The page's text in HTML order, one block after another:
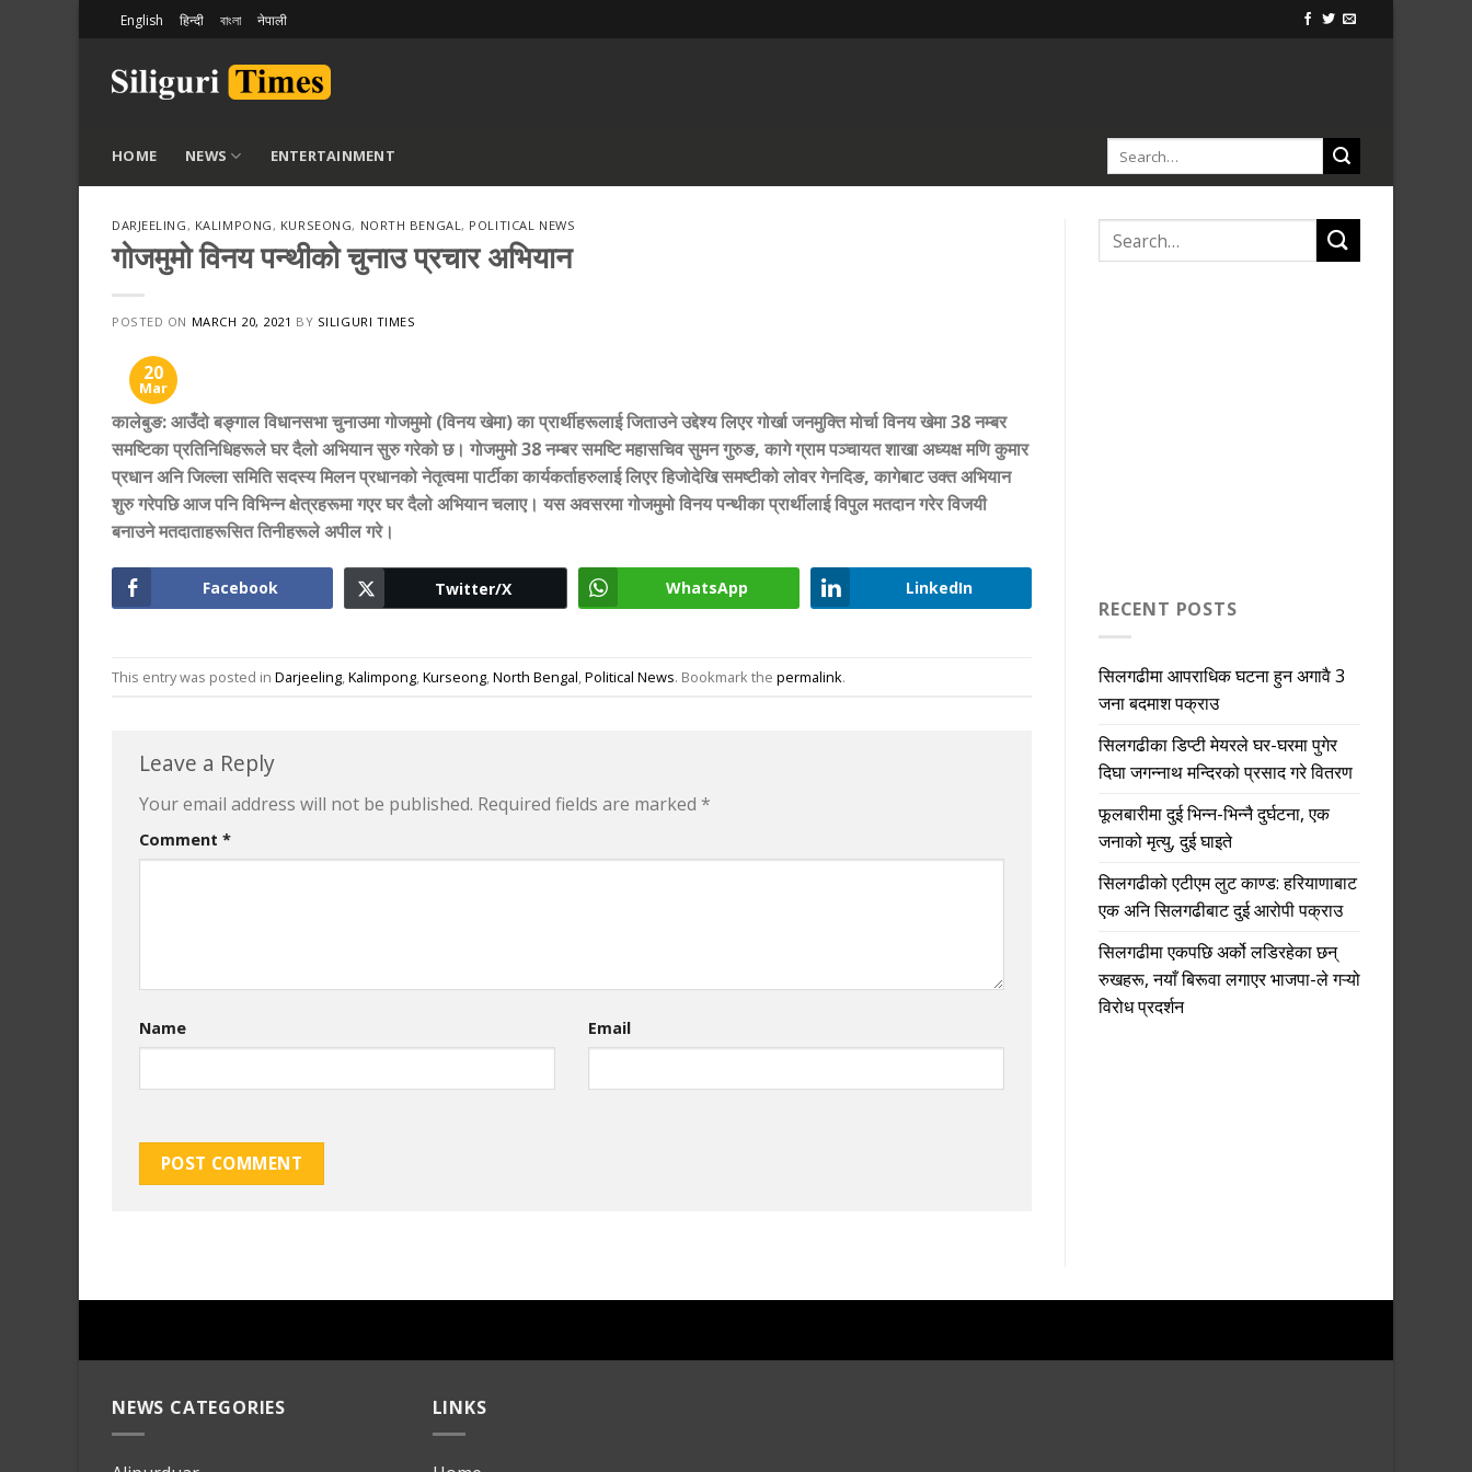
content
English हिन्दी বাংলা नेपाली
HOME NEWS ENTERTAINMENT
DARJEELING, KALIMPONG, KURSEONG, NORTH BENGAL, POLITICAL NEWS
गोजमुमो विनय पन्थीको चुनाउ प्रचार अभियान
POSTED ON MARCH 20, 2021 BY SILIGURI TIMES
20
Mar
कालेबुङ: आउँदो बङ्गाल विधानसभा चुनाउमा गोजमुमो (विनय खेमा) का प्रार्थीहरूलाई जिताउने उद्देश्य लिएर गोर्खा जनमुक्ति मोर्चा विनय खेमा 38 नम्बर
समष्टिका प्रतिनिधिहरूले घर दैलो अभियान सुरु गरेको छ। गोजमुमो 38 नम्बर समष्टि महासचिव सुमन गुरुङ, कागे ग्राम पञ्चायत शाखा अध्यक्ष मणि कुमार
प्रधान अनि जिल्ला समिति सदस्य मिलन प्रधानको नेतृत्वमा पार्टीका कार्यकर्ताहरुलाई लिएर हिजोदेखि समष्टीको लोवर गेनदिङ, कागेबाट उक्त अभियान
शुरु गरेपछि आज पनि विभिन्न क्षेत्रहरूमा गएर घर दैलो अभियान चलाए। यस अवसरमा गोजमुमो विनय पन्थीका प्रार्थीलाई विपुल मतदान गरेर विजयी
बनाउने मतदाताहरूसित तिनीहरूले अपील गरे।
Facebook Twitter/X WhatsApp LinkedIn
This entry was posted in Darjeeling,Kalimpong,Kurseong,North Bengal,Political News. Bookmark the permalink.
Leave a Reply
Your email address will not be published. Required fields are marked *
Comment *
Name Email
RECENT POSTS
सिलगढीमा आपराधिक घटना हुन अगावै 3
जना बदमाश पक्राउ
सिलगढीका डिप्टी मेयरले घर-घरमा पुगेर
दिघा जगन्नाथ मन्दिरको प्रसाद गरे वितरण
फूलबारीमा दुई भिन्न-भिन्नै दुर्घटना, एक
जनाको मृत्यु, दुई घाइते
सिलगढीको एटीएम लुट काण्ड: हरियाणाबाट
एक अनि सिलगढीबाट दुई आरोपी पक्राउ
सिलगढीमा एकपछि अर्को लडिरहेका छन्
रुखहरू, नयाँ बिरूवा लगाएर भाजपा-ले गऱ्यो
विरोध प्रदर्शन
NEWS CATEGORIES LINKS